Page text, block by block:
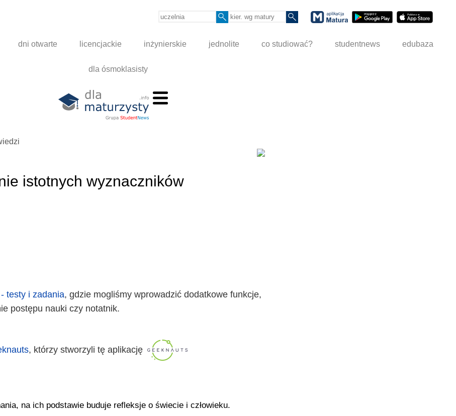
dni otwarte licencjackie inżynierskie jednolite co studiować? studentnews edubaza
dla ósmoklasisty
istotnych wyznaczników
testy i zadania, gdzie mogliśmy wprowadzić dodatkowe funkcje,
postępu nauki czy notatnik.
, którzy stworzyli tę aplikację
na ich podstawie buduje refleksje o świecie i człowieku.